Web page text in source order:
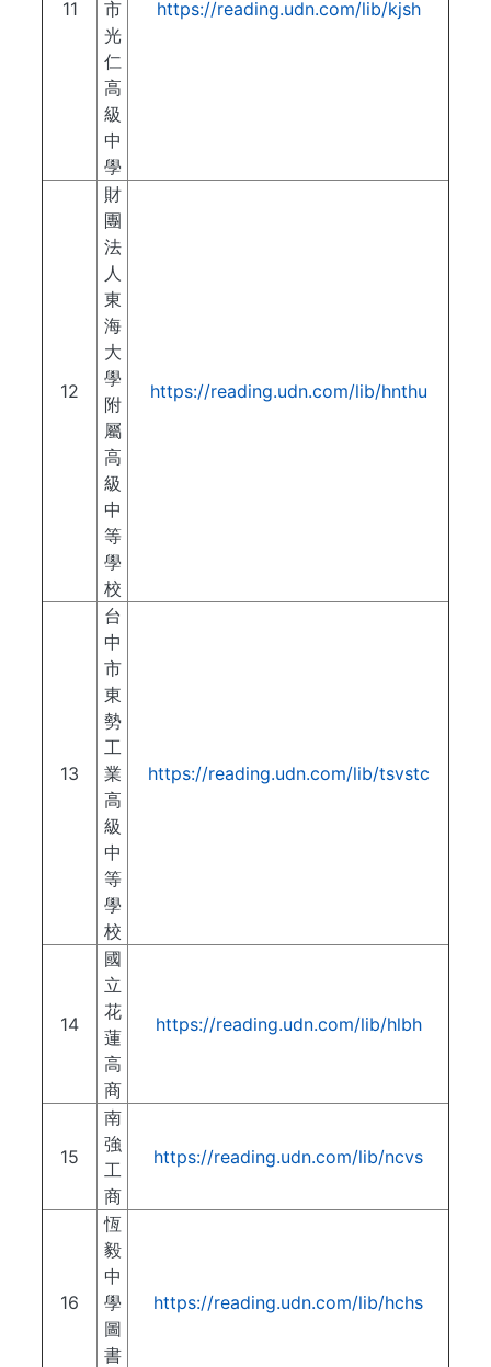
11
市
光
仁
高
級
中
學
https://reading.udn.com/lib/kjsh
12
財
團
法
人
東
海
大
學
附
屬
高
級
中
等
學
校
https://reading.udn.com/lib/hnthu
13
台
中
市
東
勢
工
業
高
級
中
等
學
校
https://reading.udn.com/lib/tsvstc
14
國
立
花
蓮
高
商
https://reading.udn.com/lib/hlbh
15
南
強
工
商
https://reading.udn.com/lib/ncvs
16
恆
毅
中
學
圖
書
https://reading.udn.com/lib/hchs